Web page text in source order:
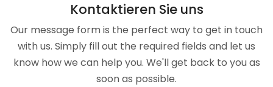
Kontaktieren Sie uns
Our message form is the perfect way to get in touch
with us. Simply fill out the required fields and let us
know how we can help you. We'll get back to you as
soon as possible.